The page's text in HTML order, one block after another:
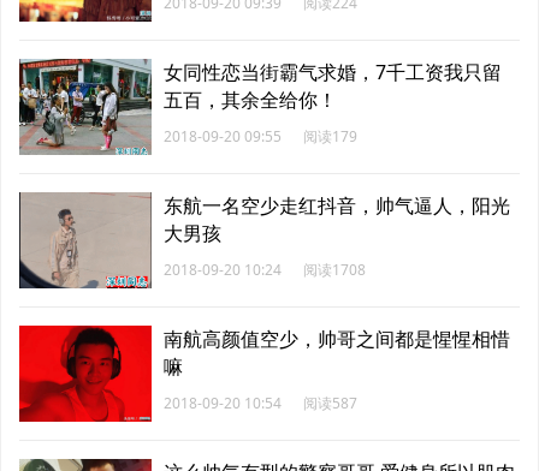
女同性恋当街霸气求婚，7千工资我只留
五百，其余全给你！
2018-09-20 09:55 阅读179
东航一名空少走红抖音，帅气逼人，阳光
大男孩
2018-09-20 10:24 阅读1708
南航高颜值空少，帅哥之间都是惺惺相惜
嘛
2018-09-20 10:54 阅读587